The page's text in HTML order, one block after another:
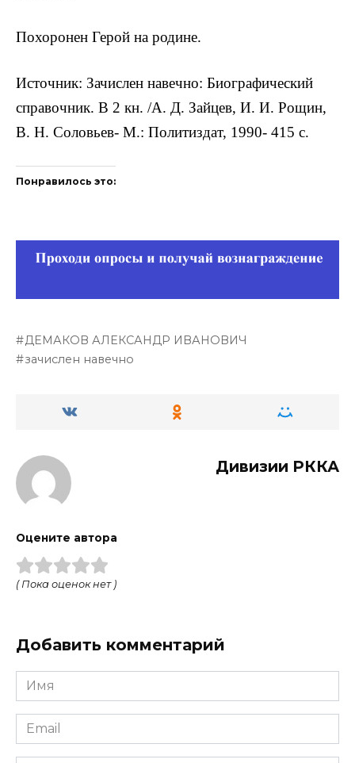
Похоронен Герой на родине.
Источник: Зачислен навечно: Биографический
справочник. В 2 кн. /А. Д. Зайцев, И. И. Рощин,
В. Н. Соловьев- М.: Политиздат, 1990- 415 с.
Понравилось это:
ДЕМАКОВ АЛЕКСАНДР ИВАНОВИЧ
зачислен навечно
Дивизии РККА
Оцените автора
( Пока оценок нет )
Добавить комментарий
Имя
Email